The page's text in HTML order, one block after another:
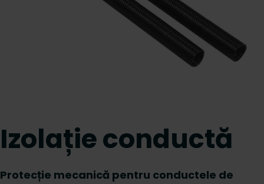
Izolație conductă
Protecție mecanică pentru conductele de